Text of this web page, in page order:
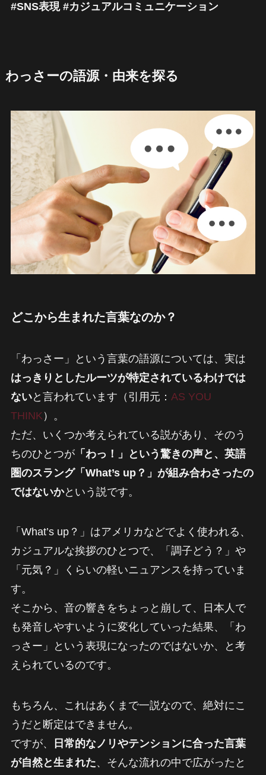
#SNS表現 #カジュアルコミュニケーション
わっさーの語源・由来を探る
どこから生まれた言葉なのか？
「わっさー」という言葉の語源については、実は
はっきりとしたルーツが特定されているわけでは
ないと言われています（引用元： AS YOU
THINK ）。
ただ、いくつか考えられている説があり、そのう
ちのひとつが「わっ！」という驚きの声と、英語
圏のスラング「What’s up？」が組み合わさったの
ではないかという説です。
「What’s up？」はアメリカなどでよく使われる、
カジュアルな挨拶のひとつで、「調子どう？」や
「元気？」くらいの軽いニュアンスを持っていま
す。
そこから、音の響きをちょっと崩して、日本人で
も発音しやすいように変化していった結果、「わ
っさー」という表現になったのではないか、と考
えられているのです。
もちろん、これはあくまで一説なので、絶対にこ
うだと断定はできません。
ですが、
日常的なノリやテンションに合った言葉
が自然と生まれた、そんな流れの中で広がったと